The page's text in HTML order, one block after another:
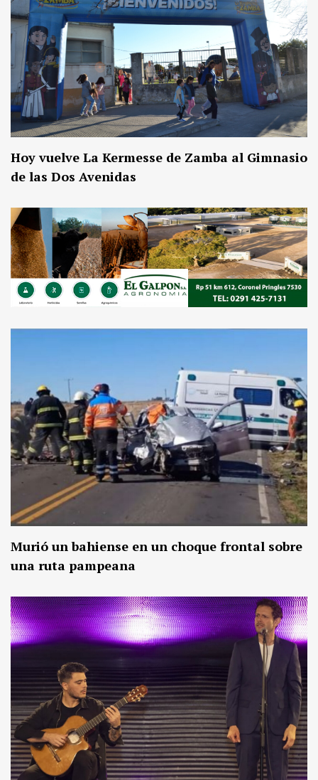
Hoy vuelve La Kermesse de Zamba al Gimnasio
de las Dos Avenidas
Murió un bahiense en un choque frontal sobre
una ruta pampeana